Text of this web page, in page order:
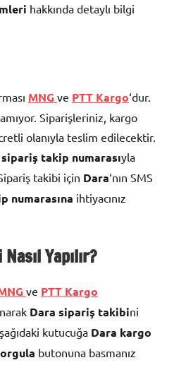
hakkında detaylı bilgi
MNG ve PTT Kargo‘dur.
Siparişleriniz, kargo
olanıyla teslim edilecektir.
sipariş takip numarasıyla
takibi için Dara‘nın SMS
numarasına ihtiyacınız
Yapılır?
ve PTT Kargo
Dara sipariş takibini
kutucuğa Dara kargo
butonuna basmanız